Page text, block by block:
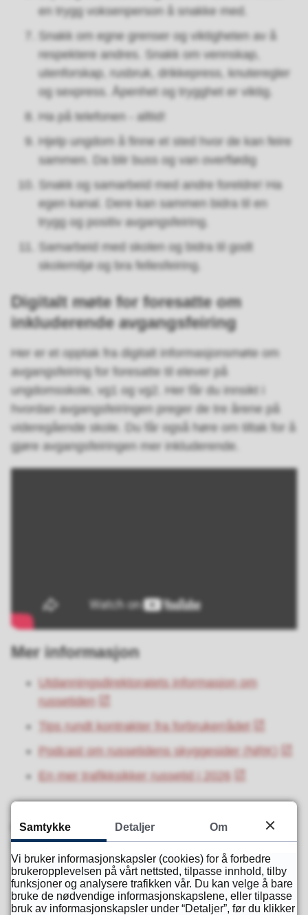
en trygg voksenperson å snakke med.
Snakk om egne grenser og viktigheten av å
respektere andres. Snakk om vennskap,
utenforskap, rusbruk, drikkepress, knuteregler
og sexpress. Åpenhet og trygghet er viktig.
Ha på telefonen - alltid!
Hjelp ungdom å finne et sted hvor de kan feire
sammen. Da blir buss og van overflødig
Snakk og samarbeid med andre foreldre! Ha
egen kanal. Dere kan sammen bidra til en
trygg og positiv avgangsfeiring.
Samarbeid med skolen og bidra til godt
skolemiljø og bra fellesfeiring.
Digitalt møte for foresatte om
inkluderende avgangsfeiring
Her er et opptak fra digitalt informasjonsmøte om
avgangsfeiring for foresatte til elever på
ungdomsskole, vg1 og vg2. Her får du innsikt i
hvordan avgangsfeiringen preger de tre årene på
videregående skole. Du får også høre om tiltak for å
gjøre avgangsfeiringen mer inkluderende.
Mer informasjon
Utdanningsdirektoratets informasjon om
russetiden
Tips rundt kontrakter fra forbrukerrådet
Podcast om russetidens skyggesider (NRK)
En mer trafikksikker russetid i 2026
Publisert
01.11.2024 14.20
Sist endret
08.12.2025 15.27
Fant du det du lette etter?
Samtykke Detaljer Om
Vi bruker informasjonskapsler (cookies) for å forbedre
brukeropplevelsen på vårt nettsted, tilpasse innhold, tilby
funksjoner og analysere trafikken vår. Du kan velge å bare
bruke de nødvendige informasjonskapslene, eller tilpasse
bruk av informasjonskapsler under “Detaljer”, før du klikker